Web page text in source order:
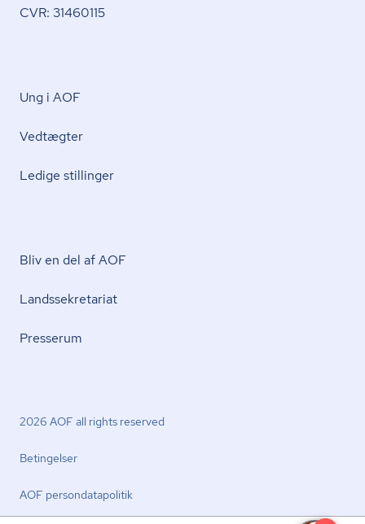
CVR: 31460115
Ung i AOF
Vedtægter
Ledige stillinger
Bliv en del af AOF
Lands­se­kre­ta­ri­at
Presserum
2026 AOF all rights reserved
Betingelser
AOF per­son­da­ta­po­li­tik